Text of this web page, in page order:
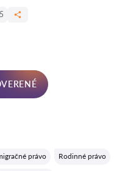
právo Rodinné právo